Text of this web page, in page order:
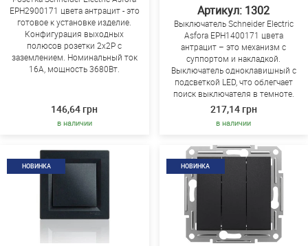
EPH2900171 цвета антрацит - это
готовое к установке изделие.
Конфигурация выходных
полюсов розетки 2x2P с
заземлением. Номинальный ток
16А, мощность 3680Вт.
146,64 грн
в наличии
Артикул: 1302
Выключатель Schneider Electric
Asfora EPH1400171 цвета
антрацит – это механизм с
суппортом и накладкой.
Выключатель одноклавишный с
подсветкой LED, что облегчает
поиск выключателя в темноте.
217,14 грн
в наличии
НОВИНКА НОВИНКА